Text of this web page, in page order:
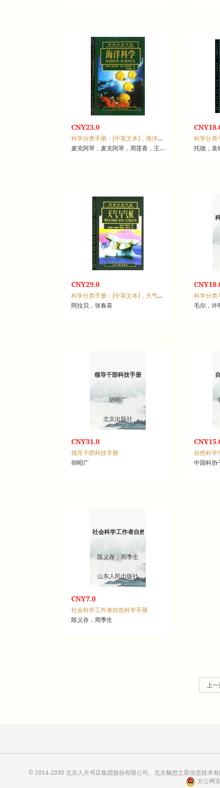
CNY23.0
科学分类手册：[中英文本]，海洋科学
麦克阿琴，麦克阿琴，周莲香，王枫，周秋麟
科学分类
托德，袁
CNY29.0
科学分类手册：[中英文本]，天气与气候
阿拉贝，张春喜
科学分类
毛尔，许
领导干部科技手册
胡昭广
北京出版社
CNY31.0
领导干部科技手册
胡昭广
自然科学
中国科协
社会科学工作者自然科学手册
陈义存，周季生
山东人民出版社
CNY7.0
社会科学工作者自然科学手册
陈义存，周季生
上一
© 2014-2030 北京人天书店集团股份有限公司、北京畅想之星信息技术
京公网